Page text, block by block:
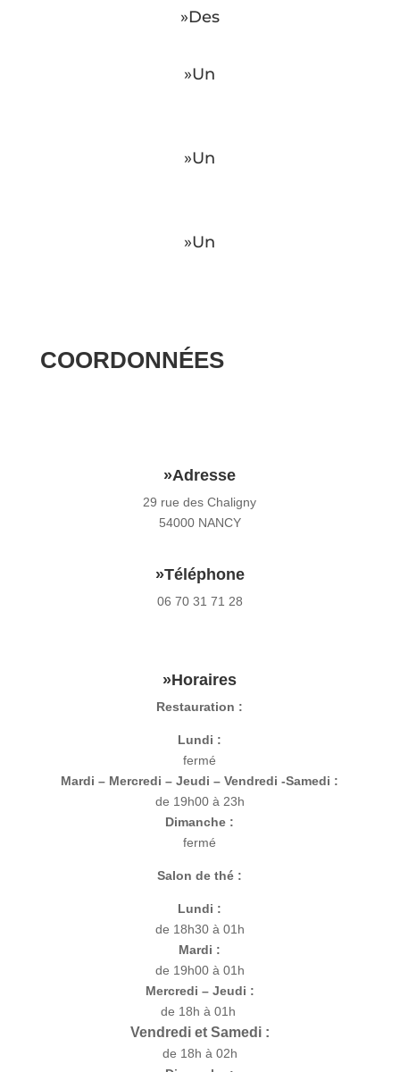
»Des
»Un
»Un
»Un
COORDONNÉES
»Adresse
29 rue des Chaligny
54000 NANCY
»Téléphone
06 70 31 71 28
»Horaires
Restauration :
Lundi :
fermé
Mardi – Mercredi – Jeudi – Vendredi -Samedi :
de 19h00 à 23h
Dimanche :
fermé
Salon de thé :
Lundi :
de 18h30 à 01h
Mardi :
de 19h00 à 01h
Mercredi – Jeudi :
de 18h à 01h
Vendredi et Samedi :
de 18h à 02h